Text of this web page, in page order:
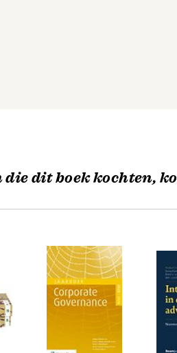
die dit boek kochten,